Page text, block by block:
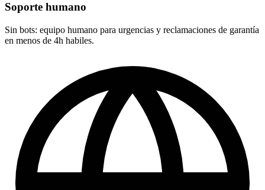
Soporte humano
Sin bots: equipo humano para urgencias y reclamaciones de garantía
en menos de 4h habiles.